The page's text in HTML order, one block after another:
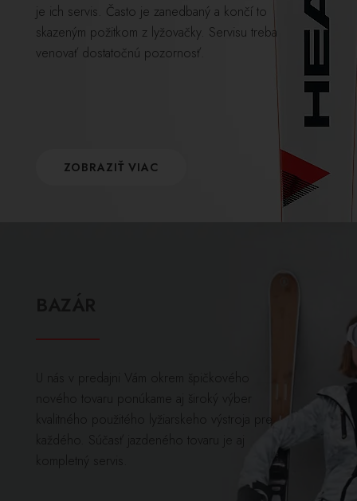
je ich servis. Často je zanedbaný a končí to
skazeným požitkom z lyžovačky. Servisu treba
venovať dostatočnú pozornosť.
ZOBRAZIŤ VIAC
U nás v predajni Vám okrem špičkového
nového tovaru ponúkame aj široký výber
kvalitného použitého lyžiarskeho výstroja pre
každého. Súčasť jazdeného tovaru je aj
kompletný servis.